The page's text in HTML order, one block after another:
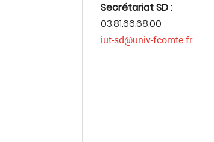
Secrétariat SD:
03.81.66.68.00
iut-sd@univ-fcomte.fr